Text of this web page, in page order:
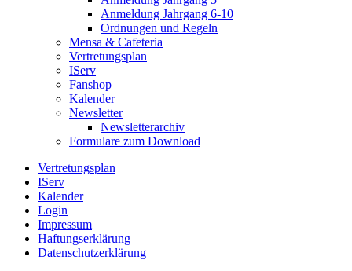
Anmeldung Jahrgang 6-10
Ordnungen und Regeln
Mensa & Cafeteria
Vertretungsplan
IServ
Fanshop
Kalender
Newsletter
Newsletterarchiv
Formulare zum Download
Vertretungsplan
IServ
Kalender
Login
Impressum
Haftungserklärung
Datenschutzerklärung